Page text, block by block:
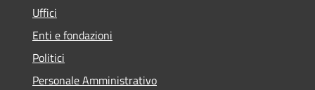
Uffici
Enti e fondazioni
Politici
Personale Amministrativo